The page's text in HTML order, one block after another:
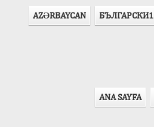
AZӘRBAYCAN БЪЛГАРСКИ1
ANA SAYFA